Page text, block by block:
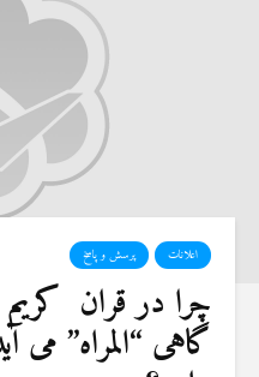
اعلانات پرسش و پاسخ
چرا در قران
گاهی “المراه” می